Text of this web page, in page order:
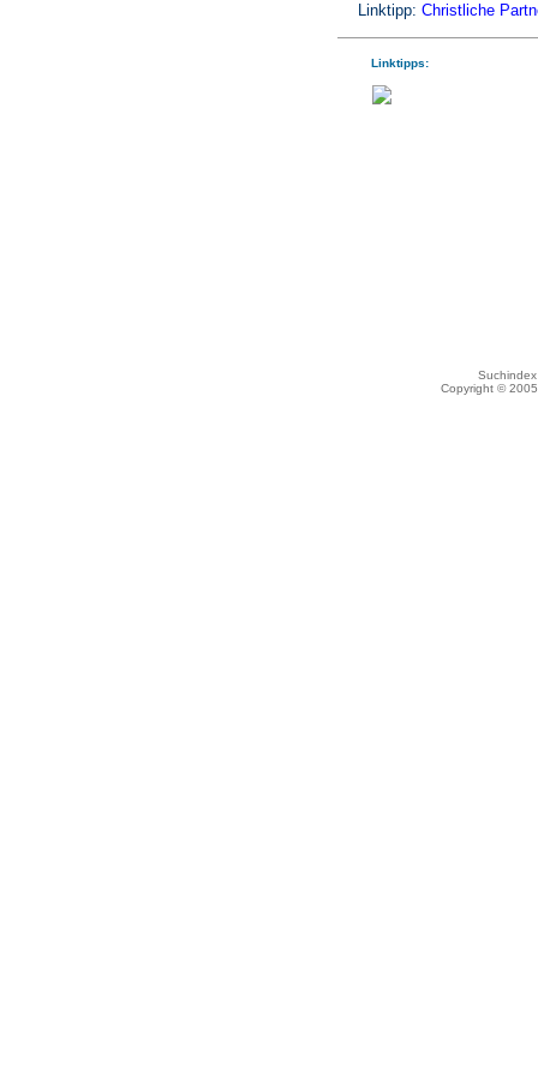
Linktipp: Christliche
Linktipps:
Copyright ©